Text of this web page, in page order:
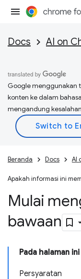
Docs AI on
Google menggunakan
konten ke dalam
mengandung
Beranda Docs AI
Apakah informasi ini
Mulai
bawaan
Pada halaman ini
Persyaratan